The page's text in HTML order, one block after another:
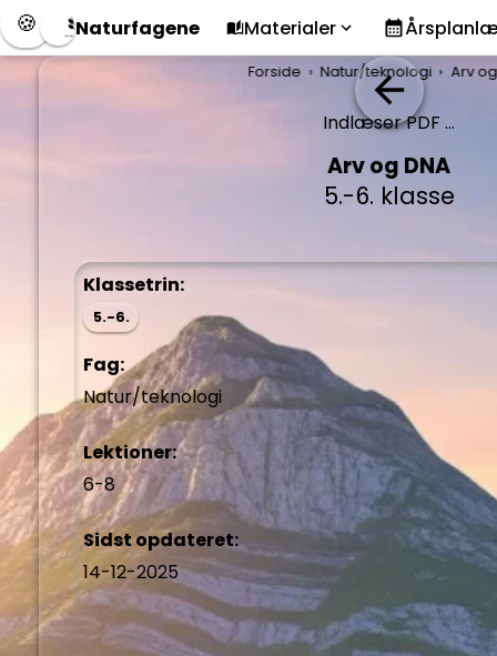
Naturfagene Materialer
Forside Natur/teknologi Arv
Indlæser PDF ...
Arv og DNA
5.-6. klasse
Klassetrin:
5.-6.
Fag:
Natur/teknologi
Lektioner:
6-8
Sidst opdateret:
14-12-2025
🍪